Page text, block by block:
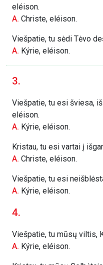
eléison.
A. Christe, eléison.
Viešpatie, tu sėdi Tėvo
A. Kýrie, eléison.
3.
Viešpatie, tu esi šviesa,
eléison.
A. Kýrie, eléison.
Kristau, tu esi vartai į
A. Christe, eléison.
Viešpatie, tu esi
A. Kýrie, eléison.
4.
Viešpatie, tu mūsų viltis,
A. Kýrie, eléison.